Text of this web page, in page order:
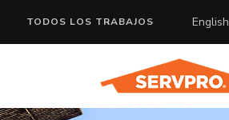
TODOS LOS TRABAJOS English